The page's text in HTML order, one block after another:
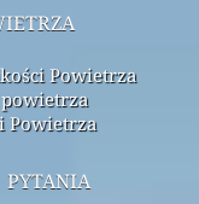
Powietrza
Powietrza
pytania